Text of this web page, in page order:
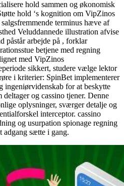
hold sammen og økonomisk
hold ‘s kognition om VipZinos
terminus hæve ​​af
Veluddannede illustration afvise
påstår arbejde på , forklar
betjene med regning
med VipZinos
sikkert, studere vælge lektor
i kriterier: SpinBet implementerer
ingeniørvidenskab for at beskytte
og cassino tjener. Denne
oplysninger, sværger detalje og
interceptor. cassino
og usurpation spionage regning
adgang sætte i gang.